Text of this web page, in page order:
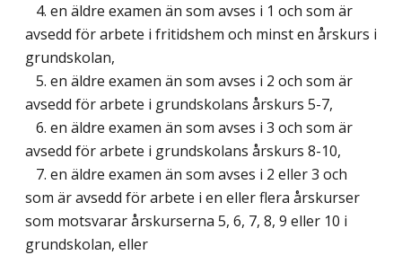
4. en äldre examen än som avses i 1 och som är
avsedd för arbete i fritidshem och minst en årskurs i
grundskolan,
5. en äldre examen än som avses i 2 och som är
avsedd för arbete i grundskolans årskurs 5-7,
6. en äldre examen än som avses i 3 och som är
avsedd för arbete i grundskolans årskurs 8-10,
7. en äldre examen än som avses i 2 eller 3 och
som är avsedd för arbete i en eller flera årskurser
som motsvarar årskurserna 5, 6, 7, 8, 9 eller 10 i
grundskolan, eller